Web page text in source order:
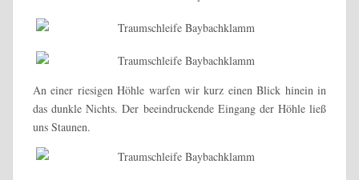
An einer riesigen Höhle warfen wir kurz einen Blick hinein in
das dunkle Nichts. Der beeindruckende Eingang der Höhle ließ
uns Staunen.